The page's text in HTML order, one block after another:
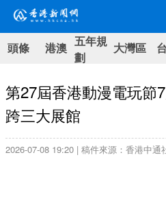
頭條 港澳 五年規
劃
大灣區
第27屆香港動漫電玩
跨三大展館
2026-07-08 19:20 | 稿件來源：香港中通